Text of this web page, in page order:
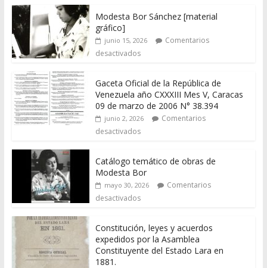
Modesta Bor Sánchez [material
gráfico]
junio 15, 2026
Comentarios
desactivados
Gaceta Oficial de la República de
Venezuela año CXXXIII Mes V, Caracas
09 de marzo de 2006 N° 38.394
junio 2, 2026
Comentarios
desactivados
Catálogo temático de obras de
Modesta Bor
mayo 30, 2026
Comentarios
desactivados
Constitución, leyes y acuerdos
expedidos por la Asamblea
Constituyente del Estado Lara en
1881.